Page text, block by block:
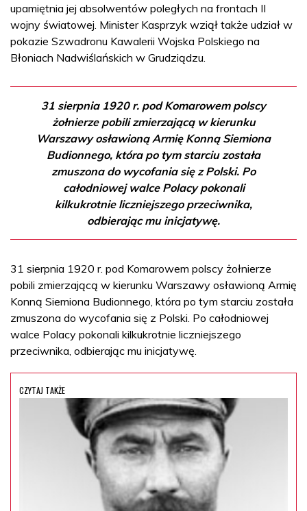
upamiętnia jej absolwentów poległych na frontach II
wojny światowej. Minister Kasprzyk wziął także udział w
pokazie Szwadronu Kawalerii Wojska Polskiego na
Błoniach Nadwiślańskich w Grudziądzu.
31 sierpnia 1920 r. pod Komarowem polscy
żołnierze pobili zmierzającą w kierunku
Warszawy osławioną Armię Konną Siemiona
Budionnego, która po tym starciu została
zmuszona do wycofania się z Polski. Po
całodniowej walce Polacy pokonali
kilkukrotnie liczniejszego przeciwnika,
odbierając mu inicjatywę.
31 sierpnia 1920 r. pod Komarowem polscy żołnierze
pobili zmierzającą w kierunku Warszawy osławioną Armię
Konną Siemiona Budionnego, która po tym starciu została
zmuszona do wycofania się z Polski. Po całodniowej
walce Polacy pokonali kilkukrotnie liczniejszego
przeciwnika, odbierając mu inicjatywę.
CZYTAJ TAKŻE